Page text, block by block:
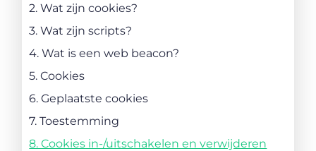
2. Wat zijn cookies?
3. Wat zijn scripts?
4. Wat is een web beacon?
5. Cookies
6. Geplaatste cookies
7. Toestemming
8. Cookies in-/uitschakelen en verwijderen